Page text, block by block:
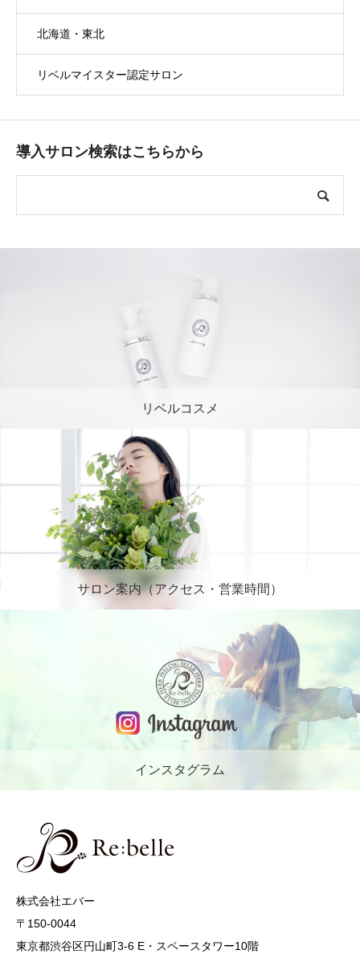
北海道・東北
リベルマイスター認定サロン
導入サロン検索はこちらから
リベルコスメ
サロン案内（アクセス・営業時間）
インスタグラム
株式会社エバー
〒150-0044
東京都渋谷区円山町3-6 E・スペースタワー10階